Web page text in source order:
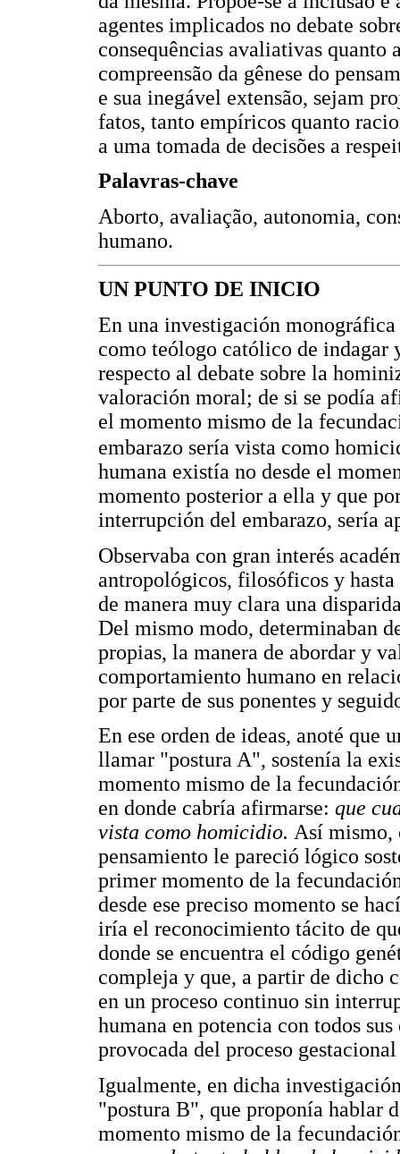
agentes implicados no debate
consequências avaliativas quanto
compreensão da gênese do
e sua inegável extensão, sejam
fatos, tanto empíricos quanto
a uma tomada de decisões a
Palavras-chave
Aborto, avaliação, autonomia,
humano.
UN PUNTO DE INICIO
En una investigación
como teólogo católico de indagar
respecto al debate sobre la
valoración moral; de si se podía
el momento mismo de la
embarazo sería vista como
humana existía no desde el
momento posterior a ella y que
interrupción del embarazo, sería
Observaba con gran interés
antropológicos, filosóficos y
de manera muy clara una
Del mismo modo, determinaban
propias, la manera de abordar y
comportamiento humano en
por parte de sus ponentes y
En ese orden de ideas, anoté que
llamar "postura A", sostenía la
momento mismo de la
en donde cabría afirmarse: que
vista como homicidio. Así mismo,
pensamiento le pareció lógico
primer momento de la
desde ese preciso momento se
iría el reconocimiento tácito de
donde se encuentra el código
compleja y que, a partir de dicho
en un proceso continuo sin
humana en potencia con todos
provocada del proceso
Igualmente, en dicha
"postura B", que proponía hablar
momento mismo de la